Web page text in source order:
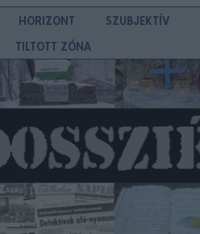
HORIZONT SZUBJEKTÍV
TILTOTT ZÓNA